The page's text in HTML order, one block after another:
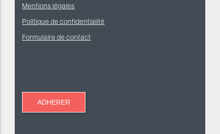
Mentions légales
Politique de confidentialité
Formulaire de contact